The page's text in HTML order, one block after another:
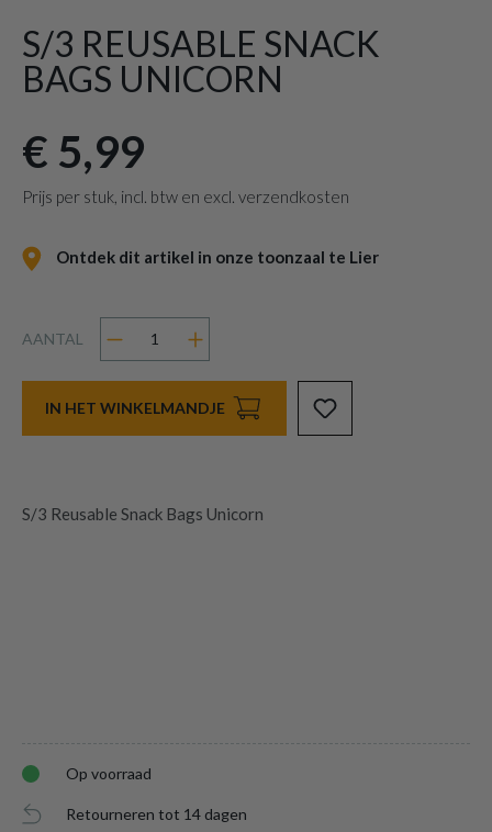
S/3 REUSABLE SNACK
BAGS UNICORN
€ 5,99
Prijs per stuk, incl. btw en excl. verzendkosten
Ontdek dit artikel in onze toonzaal te Lier
AANTAL
IN HET WINKELMANDJE
S/3 Reusable Snack Bags Unicorn
Op voorraad
Retourneren tot 14 dagen